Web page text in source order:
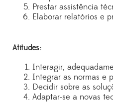
Prestar assistência
Elaborar relatórios e
Atitudes:
Interagir,
Integrar as normas e
Decidir sobre as
Adaptar-se a novas